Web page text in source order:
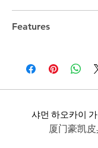
Features
샤먼 하오카이
厦门豪凯